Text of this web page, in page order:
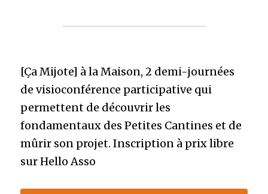
[Ça Mijote] à la Maison, 2 demi-journées
de visioconférence participative qui
permettent de découvrir les
fondamentaux des Petites Cantines et de
mûrir son projet. Inscription à prix libre
sur Hello Asso